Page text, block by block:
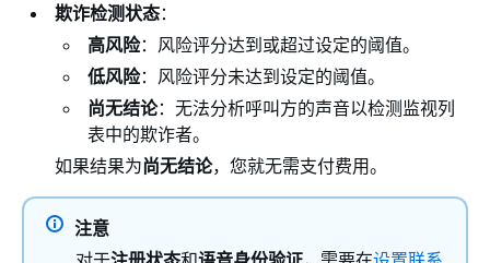
欺诈检测状态：
高风险：风险评分达到或超过设定的阈值。
低风险：风险评分未达到设定的阈值。
尚无结论：无法分析呼叫方的声音以检测监视列
表中的欺诈者。
如果结果为尚无结论，您就无需支付费用。
注意